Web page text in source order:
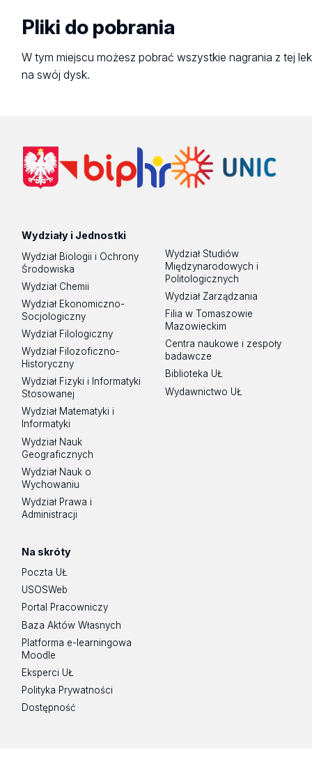
Pliki do pobrania
W tym miejscu możesz pobrać wszystkie nagrania z tej
na swój dysk.
Wydziały i Jednostki
Wydział Biologii i Ochrony
Środowiska
Wydział Chemii
Wydział Ekonomiczno-
Socjologiczny
Wydział Filologiczny
Wydział Filozoficzno-
Historyczny
Wydział Fizyki i Informatyki
Stosowanej
Wydział Matematyki i
Informatyki
Wydział Nauk
Geograficznych
Wydział Nauk o
Wychowaniu
Wydział Prawa i
Administracji
Wydział Studiów
Międzynarodowych i
Politologicznych
Wydział Zarządzania
Filia w Tomaszowie
Mazowieckim
Centra naukowe i zespoły
badawcze
Biblioteka UŁ
Wydawnictwo UŁ
Na skróty
Poczta UŁ
USOSWeb
Portal Pracowniczy
Baza Aktów Własnych
Platforma e-learningowa
Moodle
Eksperci UŁ
Polityka Prywatności
Dostępność